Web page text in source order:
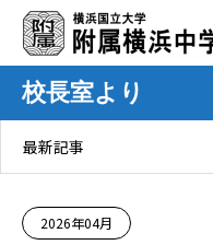
校長室より
最新記事
2026年04月